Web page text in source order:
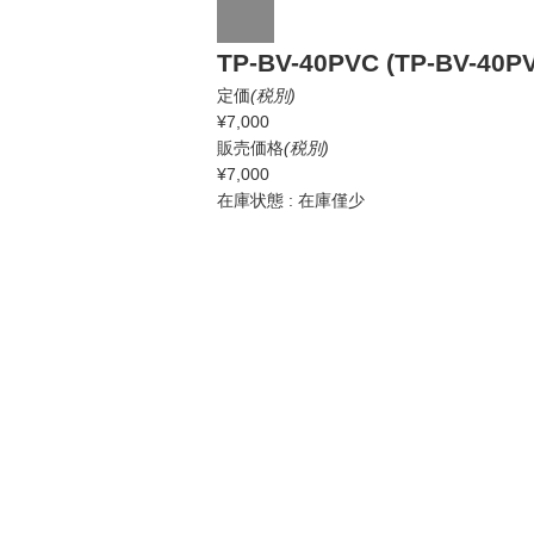
TP-BV-40PVC (TP-BV-
定価(税別)
¥7,000
販売価格(税別)
¥7,000
在庫状態 : 在庫僅少